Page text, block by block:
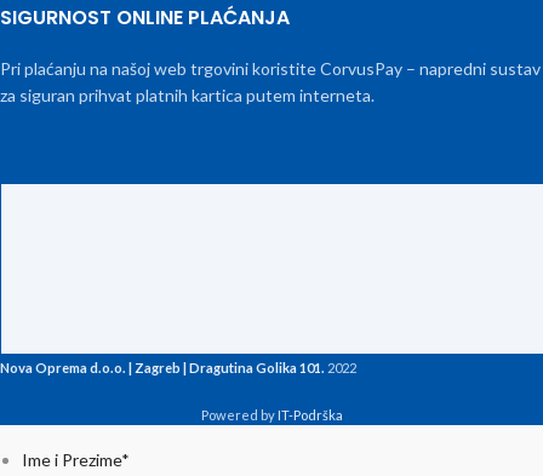
SIGURNOST ONLINE PLAĆANJA
Pri plaćanju na našoj web trgovini koristite CorvusPay – napredni sustav
za siguran prihvat platnih kartica putem interneta.
Nova Oprema d.o.o. | Zagreb | Dragutina Golika 101. 2022
Powered byIT-Podrška
Ime i Prezime*